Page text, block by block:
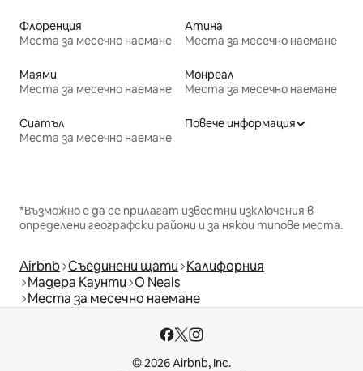
Флоренция
Места за месечно наемане
Атина
Места за месечно наемане
Маями
Места за месечно наемане
Монреал
Места за месечно наемане
Сиатъл
Места за месечно наемане
Повече информация
*Възможно е да се прилагат известни изключения в
определени географски райони и за някои типове места.
Airbnb Съединени щати Калифорния
Мадера Каунти O Neals
Места за месечно наемане
© 2026 Airbnb, Inc.